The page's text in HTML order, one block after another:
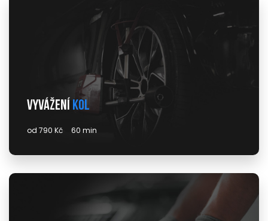
Vyvážení kol
od 790 Kč 60 min